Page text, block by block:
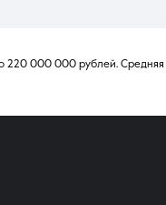
000 000 рублей. Средняя